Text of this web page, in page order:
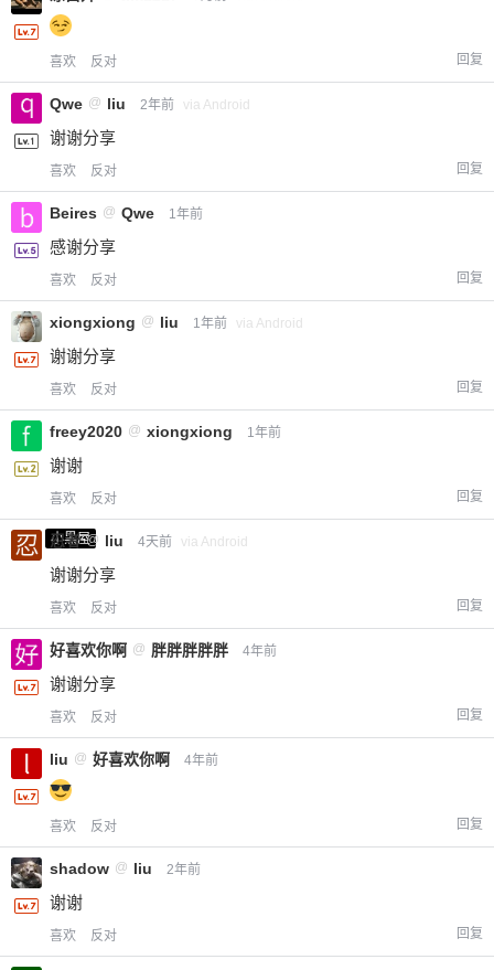
喜欢 反对 回复
Qwe @ liu 2年前 via Android
谢谢分享
喜欢 反对 回复
Beires @ Qwe 1年前
感谢分享
喜欢 反对 回复
xiongxiong @ liu 1年前 via Android
谢谢分享
喜欢 反对 回复
freey2020 @ xiongxiong 1年前
谢谢
喜欢 反对 回复
小黑屋
忍者 @ liu 4天前 via Android
谢谢分享
喜欢 反对 回复
好喜欢你啊 @ 胖胖胖胖胖 4年前
谢谢分享
喜欢 反对 回复
liu @ 好喜欢你啊 4年前
喜欢 反对 回复
shadow @ liu 2年前
谢谢
喜欢 反对 回复